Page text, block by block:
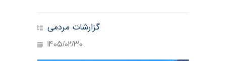
گزارشات مردمی
1405/02/30